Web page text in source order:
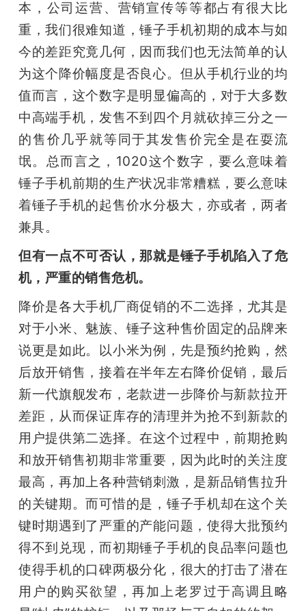
本，公司运营、营销宣传等等都占有很大比
重，我们很难知道，锤子手机初期的成本与如
今的差距究竟几何，因而我们也无法简单的认
为这个降价幅度是否良心。但从手机行业的均
值而言，这个数字是明显偏高的，对于大多数
中高端手机，发售不到四个月就砍掉三分之一
的售价几乎就等同于其发售价完全是在耍流
氓。总而言之，1020这个数字，要么意味着
锤子手机前期的生产状况非常糟糕，要么意味
着锤子手机的起售价水分极大，亦或者，两者
兼具。
但有一点不可否认，那就是锤子手机陷入了危
机，严重的销售危机。
降价是各大手机厂商促销的不二选择，尤其是
对于小米、魅族、锤子这种售价固定的品牌来
说更是如此。以小米为例，先是预约抢购，然
后放开销售，接着在半年左右降价促销，最后
新一代旗舰发布，老款进一步降价与新款拉开
差距，从而保证库存的清理并为抢不到新款的
用户提供第二选择。在这个过程中，前期抢购
和放开销售初期非常重要，因为此时的关注度
最高，再加上各种营销刺激，是新品销售拉升
的关键期。而可惜的是，锤子手机却在这个关
键时期遇到了严重的产能问题，使得大批预约
得不到兑现，而初期锤子手机的良品率问题也
使得手机的口碑两极分化，很大的打击了潜在
用户的购买欲望，再加上老罗过于高调且略